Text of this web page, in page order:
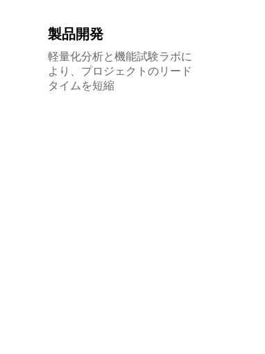
製品開発
軽量化分析と機能試験ラボに
より、プロジェクトのリード
タイムを短縮